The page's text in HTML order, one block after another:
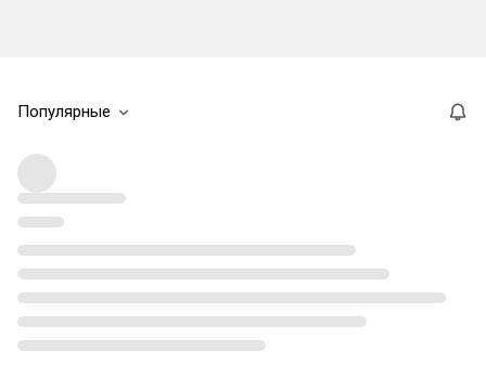
Популярные